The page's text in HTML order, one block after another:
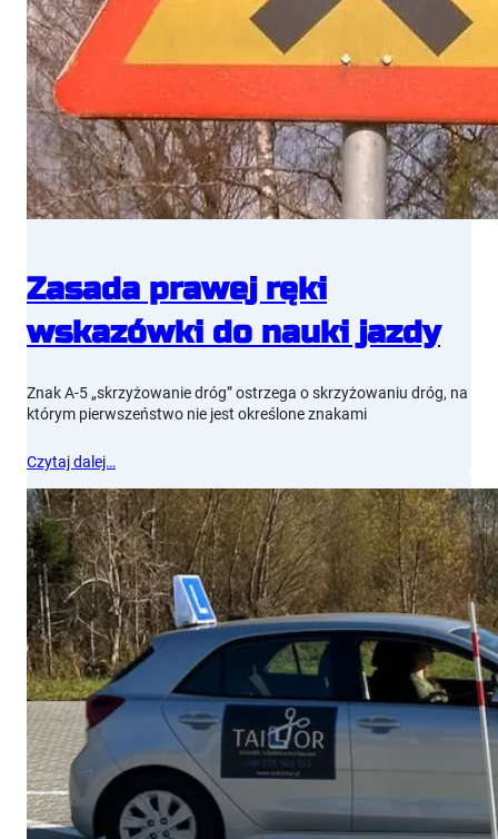
Zasada prawej ręki
wskazówki do nauki jazdy
Znak A-5 „skrzyżowanie dróg” ostrzega o skrzyżowaniu dróg, na
którym pierwszeństwo nie jest określone znakami
Czytaj dalej…